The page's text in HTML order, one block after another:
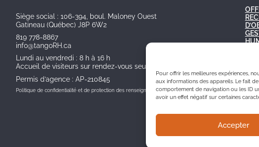
Pour offrir les meilleures expériences,
aux informations des appareils. Le fait
comportement de navigation ou les ID
avoir un effet négatif sur certaines
Accepter
Siège social : 106-394, boul. Maloney Ouest
Gatineau (Québec) J8P 6W2
819 778-8867
info@tangoRH.ca
Lundi au vendredi : 8 h à 16 h
Accueil de visiteurs sur rendez-vous seulement
Permis d’agence : AP-210845
Politique de confidentialité et de protection des renseignements personnels